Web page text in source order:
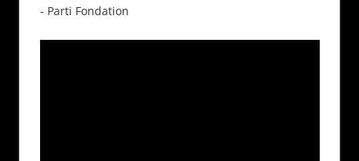
- Parti Fondation